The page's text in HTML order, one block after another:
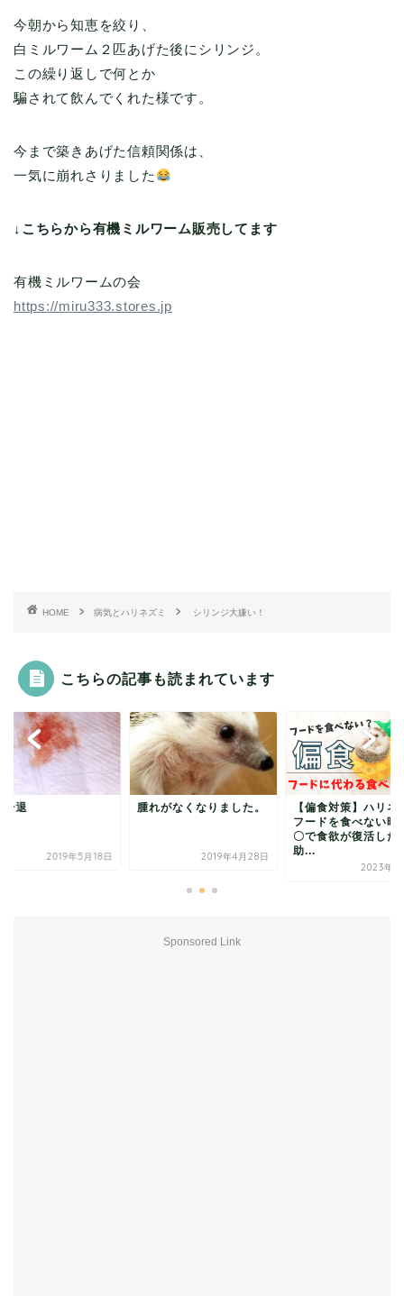
今朝から知恵を絞り、
白ミルワーム２匹あげた後にシリンジ。
この繰り返しで何とか
騙されて飲んでくれた様です。
今まで築きあげた信頼関係は、
一気に崩れさりました
↓こちらから有機ミルワーム販売してます
有機ミルワームの会
https://miru333.stores.jp
HOME 病気とハリネズミ シリンジ大嫌い！
こちらの記事も読まれています
一退
2019年5月18日
腫れがなくなりました。
2019年4月28日
【偏食対策】ハリネ
フードを食べない時
〇で食欲が復活した
助...
2023年2
Sponsored Link